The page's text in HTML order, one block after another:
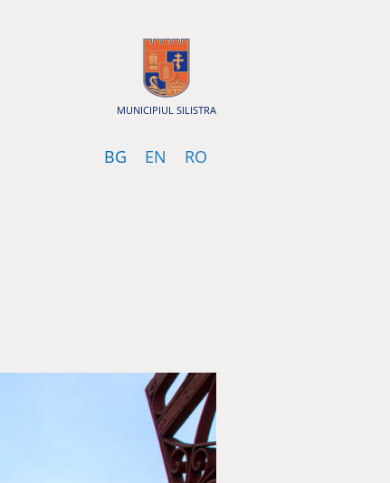
MUNICIPIUL SILISTRA
BG Bulgarian
EN English
RO